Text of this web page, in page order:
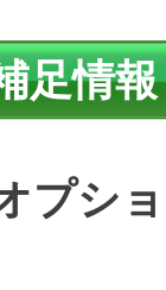
足情報
プシ